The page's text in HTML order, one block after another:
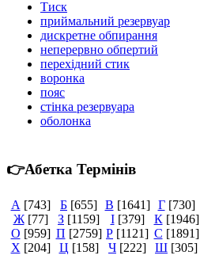
Тиск
приймальний резервуар
дискретне обпирання
неперервно обпертий
перехідний стик
воронка
пояс
стінка резервуара
оболонка
👉Абетка Термінів
А [743] Б [655] В [1641] Г [730]
Ж [77] З [1159] І [379] К [1946]
О [959] П [2759] Р [1121] С [1891]
Х [204] Ц [158] Ч [222] Ш [305]